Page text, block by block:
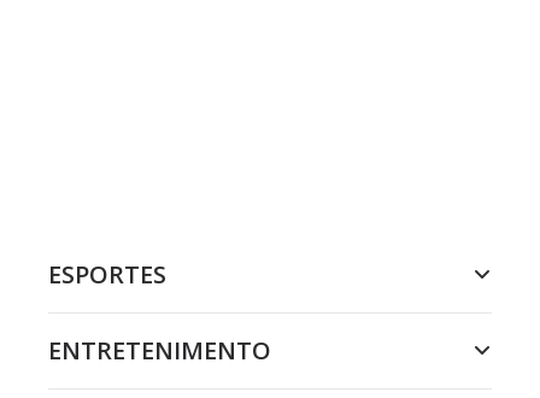
ESPORTES
ENTRETENIMENTO